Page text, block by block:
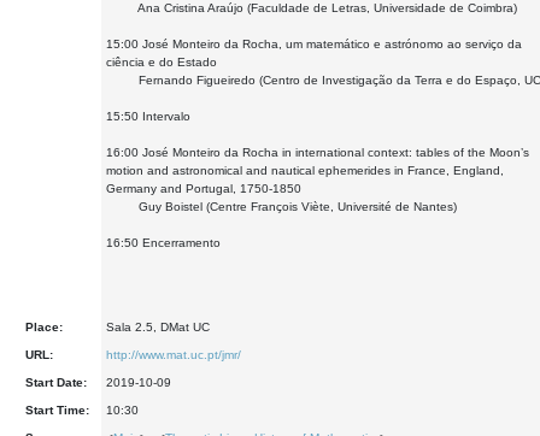
Ana Cristina Araújo (Faculdade de Letras, Universidade de Coimbra)
15:00 José Monteiro da Rocha, um matemático e astrónomo ao serviço da
ciência e do Estado
Fernando Figueiredo (Centro de Investigação da Terra e do Espaço,
15:50 Intervalo
16:00 José Monteiro da Rocha in international context: tables of the Moon’s
motion and astronomical and nautical ephemerides in France, England,
Germany and Portugal, 1750-1850
Guy Boistel (Centre François Viète, Université de Nantes)
16:50 Encerramento
Place: Sala 2.5, DMat UC
URL: http://www.mat.uc.pt/jmr/
Start Date: 2019-10-09
Start Time: 10:30